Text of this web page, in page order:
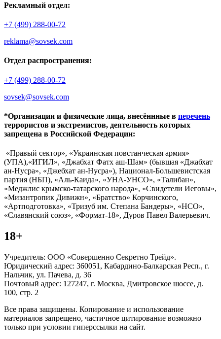
Рекламный отдел:
+7 (499) 288-00-72
reklama@sovsek.com
Отдел распространения:
+7 (499) 288-00-72
sovsek@sovsek.com
*Организации и физические лица, внесённные в перечень
террористов и экстремистов, деятельность которых
запрещена в Российской Федерации:
«Правый сектор», «Украинская повстанческая армия»
(УПА),«ИГИЛ», «Джабхат Фатх аш-Шам» (бывшая «Джабхат
ан-Нусра», «Джебхат ан-Нусра»), Национал-Большевистская
партия (НБП), «Аль-Каида», «УНА-УНСО», «Талибан»,
«Меджлис крымско-татарского народа», «Свидетели Иеговы»,
«Мизантропик Дивижн», «Братство» Корчинского,
«Артподготовка», «Тризуб им. Степана Бандеры», «НСО»,
«Славянский союз», «Формат-18», Дуров Павел Валерьевич.
18+
Учредитель: ООО «Совершенно Секретно Трейд».
Юридический адрес: 360051, Кабардино-Балкарская Респ., г.
Нальчик, ул. Пачева, д. 36
Почтовый адрес: 127247, г. Москва, Дмитровское шоссе, д.
100, стр. 2
Все права защищены. Копирование и использование
материалов запрещено, частичное цитирование возможно
только при условии гиперссылки на сайт.